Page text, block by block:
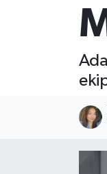
Ulusal
Vefat